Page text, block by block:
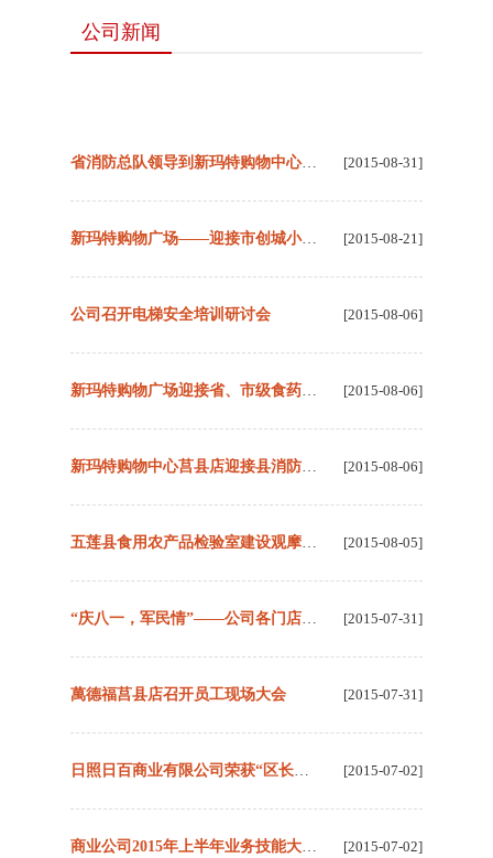
公司新闻
省消防总队领导到新玛特购物中心五莲店进行消防安全检查 [2015-08-31]
新玛特购物广场——迎接市创城小组检查 [2015-08-21]
公司召开电梯安全培训研讨会 [2015-08-06]
[2015-08-06]
[2015-08-06]
[2015-08-05]
[2015-07-31]
萬德福莒县店召开员工现场大会 [2015-07-31]
[2015-07-02]
[2015-07-02]